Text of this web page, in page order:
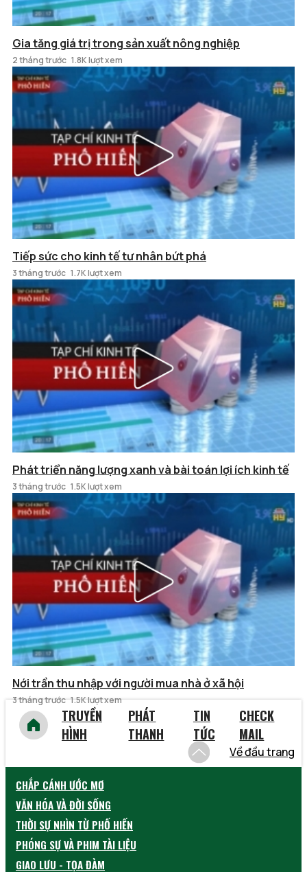
Gia tăng giá trị trong sản xuất nông nghiệp
2 tháng trước 1.8K lượt xem
Tiếp sức cho kinh tế tư nhân bứt phá
3 tháng trước 1.7K lượt xem
Phát triển năng lượng xanh và bài toán lợi ích kinh tế
3 tháng trước 1.5K lượt xem
Nới trần thu nhập với người mua nhà ở xã hội
3 tháng trước 1.5K lượt xem
TRUYỀN
HÌNH
PHÁT
THANH
TIN
TỨC
CHECK
MAIL
Về đầu trang
CHẮP CÁNH ƯỚC MƠ
VĂN HÓA VÀ ĐỜI SỐNG
THỜI SỰ NHÌN TỪ PHỐ HIẾN
PHÓNG SỰ VÀ PHIM TÀI LIỆU
GIAO LƯU - TỌA ĐÀM